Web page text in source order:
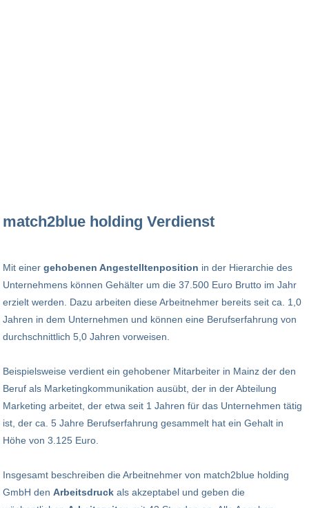
match2blue holding Verdienst
Mit einer gehobenen Angestelltenposition in der Hierarchie des
Unternehmens können Gehälter um die 37.500 Euro Brutto im Jahr
erzielt werden. Dazu arbeiten diese Arbeitnehmer bereits seit ca. 1,0
Jahren in dem Unternehmen und können eine Berufserfahrung von
durchschnittlich 5,0 Jahren vorweisen.
Beispielsweise verdient ein gehobener Mitarbeiter in Mainz der den
Beruf als Marketingkommunikation ausübt, der in der Abteilung
Marketing arbeitet, der etwa seit 1 Jahren für das Unternehmen tätig
ist, der ca. 5 Jahre Berufserfahrung gesammelt hat ein Gehalt in
Höhe von 3.125 Euro.
Insgesamt beschreiben die Arbeitnehmer von match2blue holding
GmbH den Arbeitsdruck als akzeptabel und geben die